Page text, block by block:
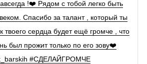
!❤️ Рядом с тобой легко быть
Спасибо за талант , который ты
твоего сердца будет ещё громче , что
был прожит только по его зову❤️
#СДЕЛАЙГРОМЧЕ